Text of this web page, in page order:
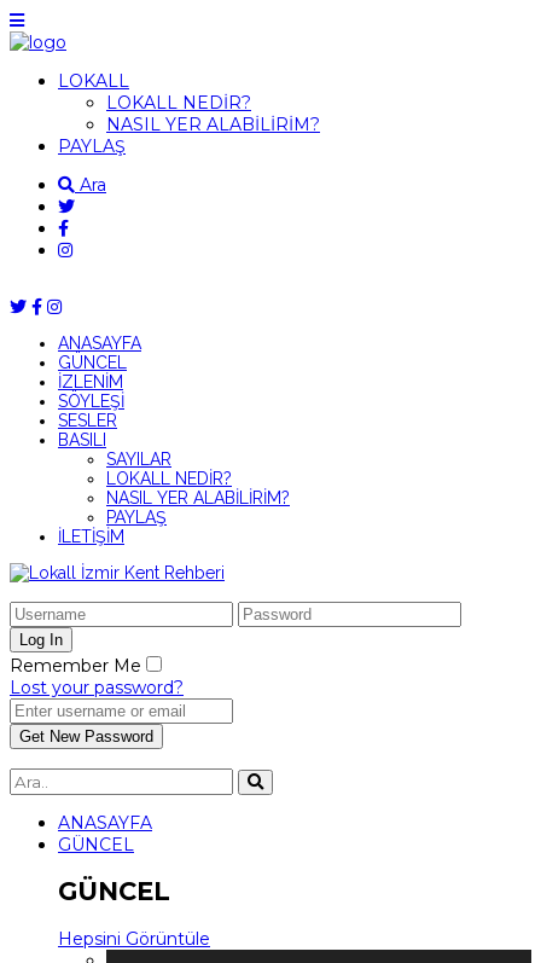
LOKALL
LOKALL NEDİR?
NASIL YER ALABİLİRİM?
PAYLAŞ
Ara
ANASAYFA
GÜNCEL
İZLENİM
SÖYLEŞİ
SESLER
BASILI
SAYILAR
LOKALL NEDİR?
NASIL YER ALABİLİRİM?
PAYLAŞ
İLETİŞİM
Remember Me
Lost your password?
ANASAYFA
GÜNCEL
GÜNCEL
Hepsini Görüntüle